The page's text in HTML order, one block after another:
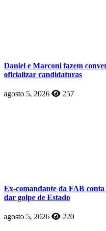
Daniel e Marconi fazem
oficializar candidaturas
agosto 5, 2026 257
Ex-comandante da FAB
dar golpe de Estado
agosto 5, 2026 220